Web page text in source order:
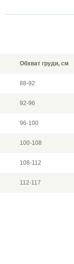
Обхват груди, см
88-92
92-96
96-100
100-108
108-112
112-117